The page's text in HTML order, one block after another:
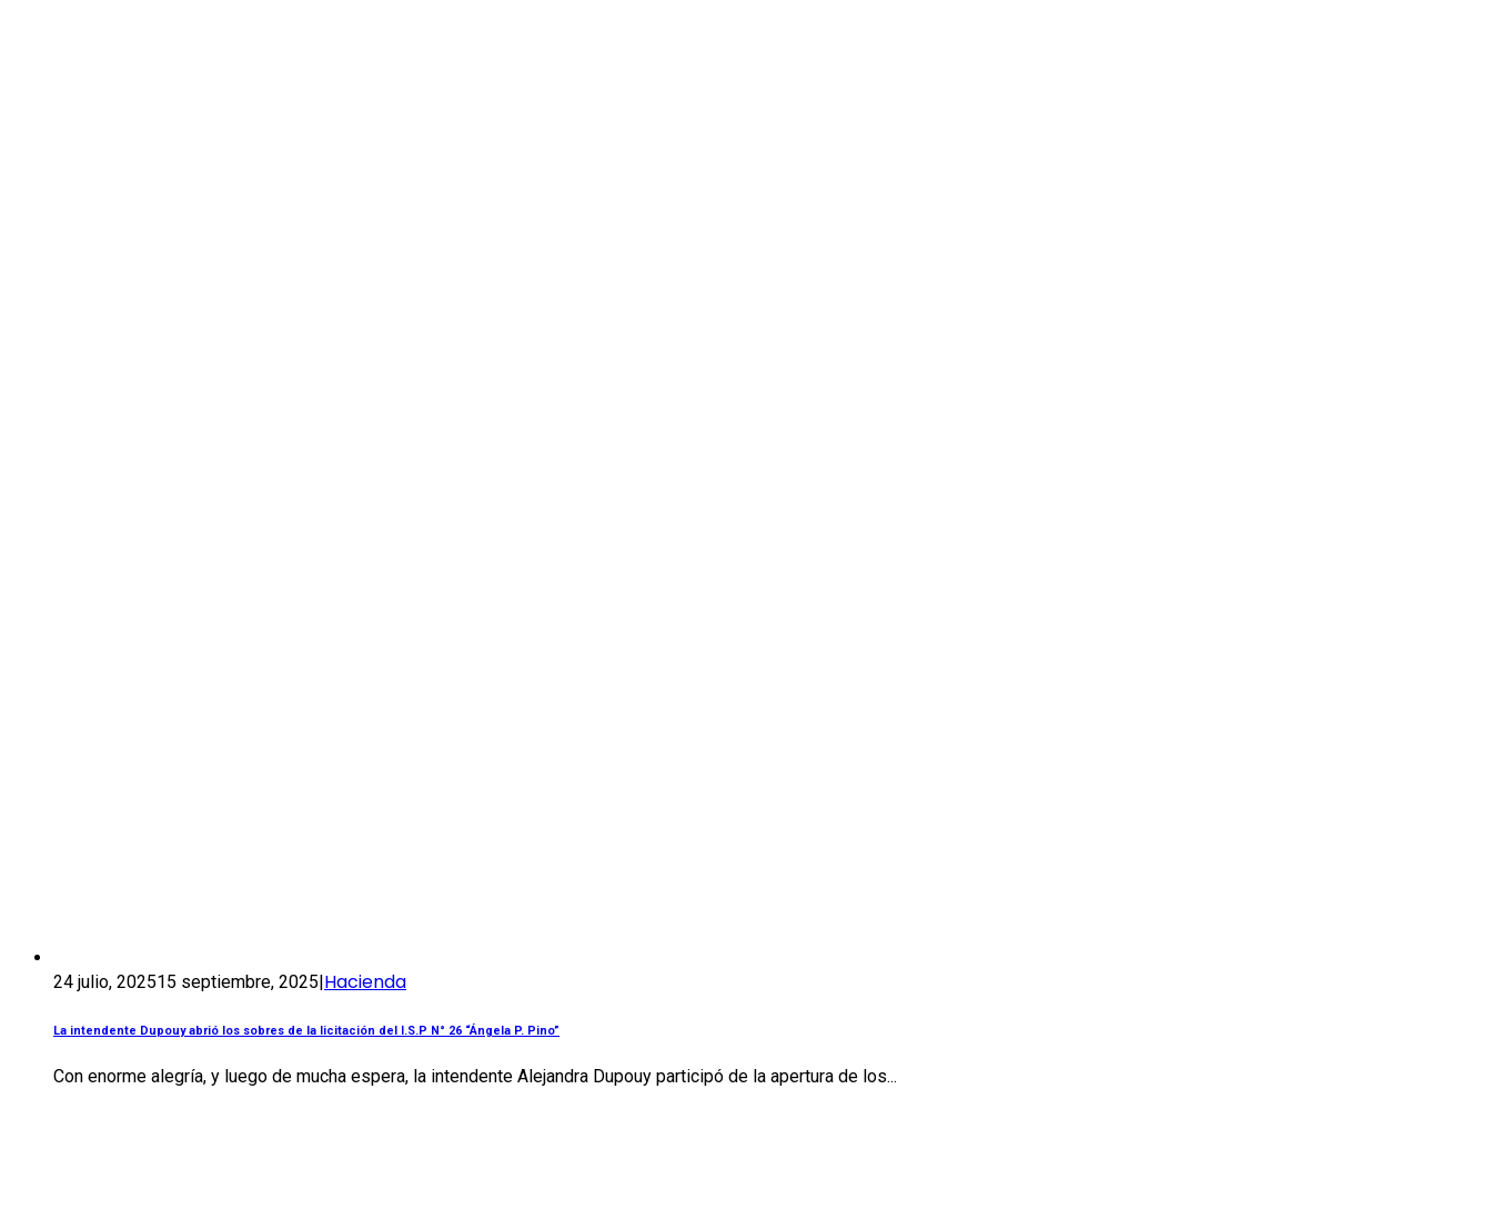
24 julio, 202515 septiembre, 2025|Hacienda
La intendente Dupouy abrió los sobres de la licitación del I.S.P N° 26 “Ángela P. Pino”
Con enorme alegría, y luego de mucha espera, la intendente Alejandra Dupouy participó de la apertura de los...